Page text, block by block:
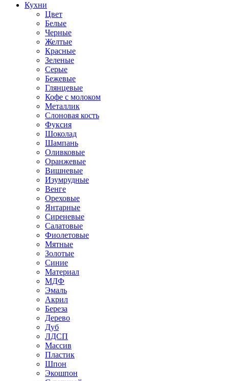
Кухни
Цвет
Белые
Черные
Желтые
Красные
Зеленые
Серые
Бежевые
Глянцевые
Кофе с молоком
Металлик
Слоновая кость
Фуксия
Шоколад
Шампань
Оливковые
Оранжевые
Вишневые
Изумрудные
Венге
Ореховые
Янтарные
Сиреневые
Салатовые
Фиолетовые
Мятные
Золотые
Синие
Материал
МДФ
Эмаль
Акрил
Береза
Дерево
Дуб
ЛДСП
Массив
Пластик
Шпон
Экошпон